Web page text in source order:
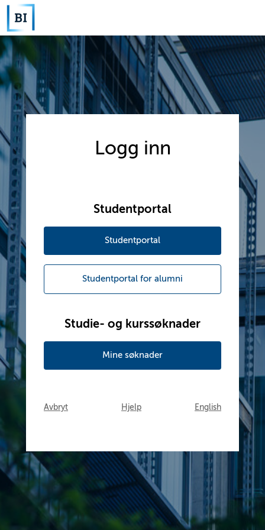
Logg inn
Studentportal
Studentportal
Studentportal for alumni
Studie- og kurssøknader
Mine søknader
Avbryt Hjelp English